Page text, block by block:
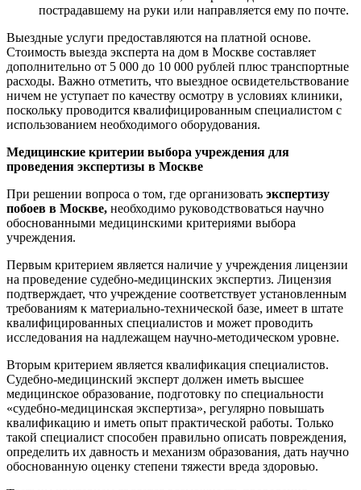
пострадавшему на руки или направляется ему по почте.
Выездные услуги предоставляются на платной основе.
Стоимость выезда эксперта на дом в Москве составляет
дополнительно от 5 000 до 10 000 рублей плюс транспортные
расходы. Важно отметить, что выездное освидетельствование
ничем не уступает по качеству осмотру в условиях клиники,
поскольку проводится квалифицированным специалистом с
использованием необходимого оборудования.
Медицинские критерии выбора учреждения для
проведения экспертизы в Москве
При решении вопроса о том, где организовать экспертизу
побоев в Москве, необходимо руководствоваться научно
обоснованными медицинскими критериями выбора
учреждения.
Первым критерием является наличие у учреждения лицензии
на проведение судебно-медицинских экспертиз. Лицензия
подтверждает, что учреждение соответствует установленным
требованиям к материально-технической базе, имеет в штате
квалифицированных специалистов и может проводить
исследования на надлежащем научно-методическом уровне.
Вторым критерием является квалификация специалистов.
Судебно-медицинский эксперт должен иметь высшее
медицинское образование, подготовку по специальности
«судебно-медицинская экспертиза», регулярно повышать
квалификацию и иметь опыт практической работы. Только
такой специалист способен правильно описать повреждения,
определить их давность и механизм образования, дать научно
обоснованную оценку степени тяжести вреда здоровью.